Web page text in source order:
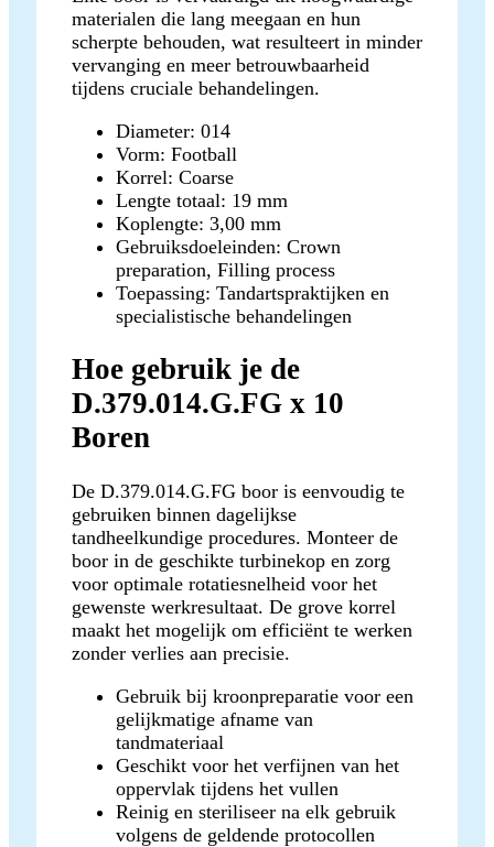
materialen die lang meegaan en hun
scherpte behouden, wat resulteert in minder
vervanging en meer betrouwbaarheid
tijdens cruciale behandelingen.
Diameter: 014
Vorm: Football
Korrel: Coarse
Lengte totaal: 19 mm
Koplengte: 3,00 mm
Gebruiksdoeleinden: Crown
preparation, Filling process
Toepassing: Tandartspraktijken en
specialistische behandelingen
Hoe gebruik je de
D.379.014.G.FG x 10
Boren
De D.379.014.G.FG boor is eenvoudig te
gebruiken binnen dagelijkse
tandheelkundige procedures. Monteer de
boor in de geschikte turbinekop en zorg
voor optimale rotatiesnelheid voor het
gewenste werkresultaat. De grove korrel
maakt het mogelijk om efficiënt te werken
zonder verlies aan precisie.
Gebruik bij kroonpreparatie voor een
gelijkmatige afname van
tandmateriaal
Geschikt voor het verfijnen van het
oppervlak tijdens het vullen
Reinig en steriliseer na elk gebruik
volgens de geldende protocollen